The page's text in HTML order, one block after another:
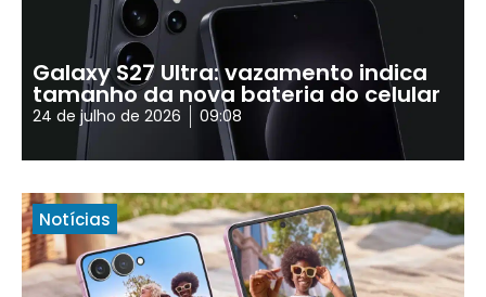
Galaxy S27 Ultra: vazamento indica
tamanho da nova bateria do celular
24 de julho de 2026 09:08
Notícias